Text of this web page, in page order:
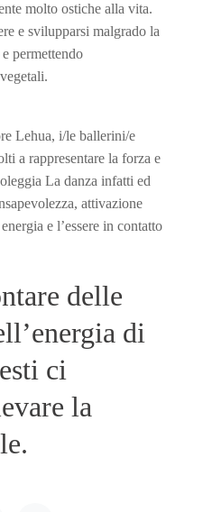
molto ostiche alla vita.
e svilupparsi malgrado la
permettendo
Lehua, i/le ballerini/e
a rappresentare la forza e
La danza infatti ed
attivazione
e l’essere in contatto
delle
di
ci
la